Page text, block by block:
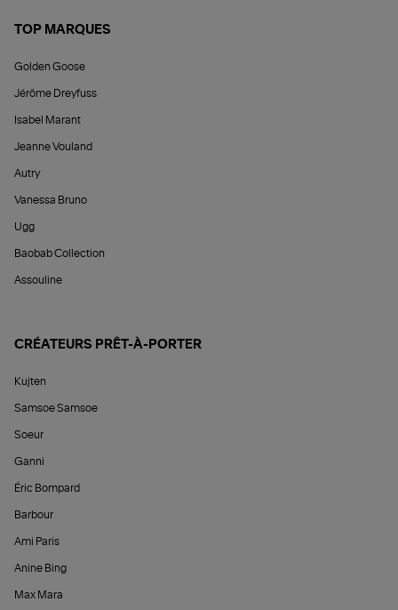
TOP MARQUES
Golden Goose
Jérôme Dreyfuss
Isabel Marant
Jeanne Vouland
Autry
Vanessa Bruno
Ugg
Baobab Collection
Assouline
CRÉATEURS PRÊT-À-PORTER
Kujten
Samsoe Samsoe
Soeur
Ganni
Éric Bompard
Barbour
Ami Paris
Anine Bing
Max Mara